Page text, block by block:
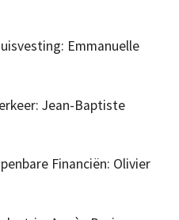
Emmanuelle
Jean-Baptiste
Financiën: Olivier